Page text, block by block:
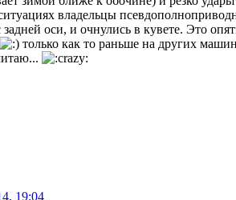
владельцы
оси, и очнулись в кувете. Это
только как то раньше на других
19:04